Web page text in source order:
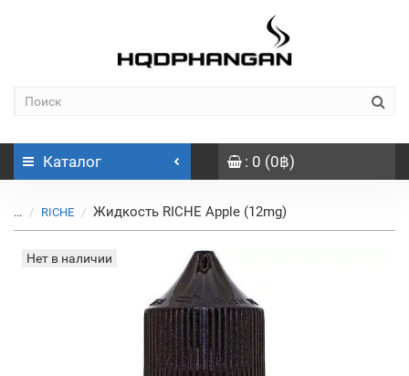
Каталог : 0 (0฿)
... RICHE Жидкость RICHE Apple (12mg)
Нет в наличии